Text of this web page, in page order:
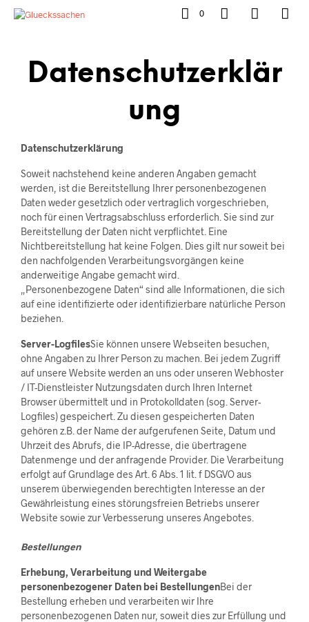
0
Datenschutzerklär
Ung
Datenschutzerklärung
Soweit nachstehend keine anderen Angaben gemacht
werden, ist die Bereitstellung Ihrer personenbezogenen
Daten weder gesetzlich oder vertraglich vorgeschrieben,
noch für einen Vertragsabschluss erforderlich. Sie sind zur
Bereitstellung der Daten nicht verpflichtet. Eine
Nichtbereitstellung hat keine Folgen. Dies gilt nur soweit bei
den nachfolgenden Verarbeitungsvorgängen keine
anderweitige Angabe gemacht wird.
„Personenbezogene Daten“ sind alle Informationen, die sich
auf eine identifizierte oder identifizierbare natürliche Person
beziehen.
Server-LogfilesSie können unsere Webseiten besuchen,
ohne Angaben zu Ihrer Person zu machen. Bei jedem Zugriff
auf unsere Website werden an uns oder unseren Webhoster
/ IT-Dienstleister Nutzungsdaten durch Ihren Internet
Browser übermittelt und in Protokolldaten (sog. Server-
Logfiles) gespeichert. Zu diesen gespeicherten Daten
gehören z.B. der Name der aufgerufenen Seite, Datum und
Uhrzeit des Abrufs, die IP-Adresse, die übertragene
Datenmenge und der anfragende Provider. Die Verarbeitung
erfolgt auf Grundlage des Art. 6 Abs. 1 lit. f DSGVO aus
unserem überwiegenden berechtigten Interesse an der
Gewährleistung eines störungsfreien Betriebs unserer
Website sowie zur Verbesserung unseres Angebotes.
Bestellungen
Erhebung, Verarbeitung und Weitergabe
personenbezogener Daten bei BestellungenBei der
Bestellung erheben und verarbeiten wir Ihre
personenbezogenen Daten nur, soweit dies zur Erfüllung und